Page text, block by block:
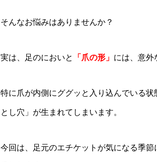
そんなお悩みはありませんか？
実は、足のにおいと 「爪の形」 には、意外
特に爪が内側にググッと入り込んでいる
とし穴」が生まれてしまいます。
今回は、足元のエチケットが気になる季